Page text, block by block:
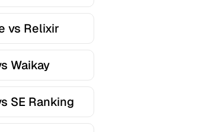
vs Relixir
Waikay
SE Ranking